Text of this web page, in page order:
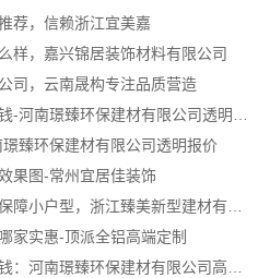
荐，信赖浙江宜美嘉
样，嘉兴锦居装饰材料有限公司
司，云南晟构专注品质营造
臻环保建材有限公司透明报价
果图-常州宜居佳装饰
家实惠-顶派全铝高端定制